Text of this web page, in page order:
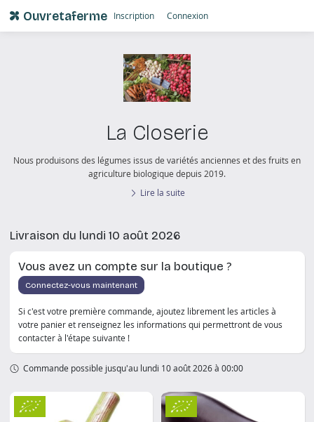
Ouvretaferme Inscription Connexion
La Closerie
Nous produisons des légumes issus de variétés anciennes et des fruits en
agriculture biologique depuis 2019.
Lire la suite
Livraison du lundi 10 août 2026
Vous avez un compte sur la boutique ?
Connectez-vous maintenant
Si c'est votre première commande, ajoutez librement les articles à
votre panier et renseignez les informations qui permettront de vous
contacter à l'étape suivante !
Commande possible jusqu'au lundi 10 août 2026 à 00:00